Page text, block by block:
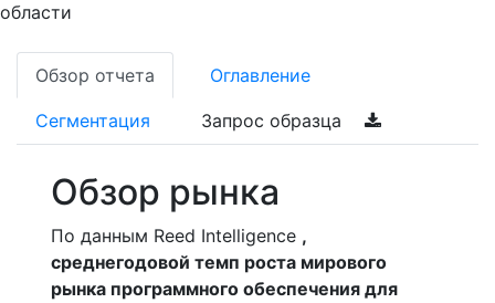
области
Обзор отчета Оглавление
Сегментация Запрос образца
Обзор рынка
По данным Reed Intelligence ,
среднегодовой темп роста мирового
рынка программного обеспечения для